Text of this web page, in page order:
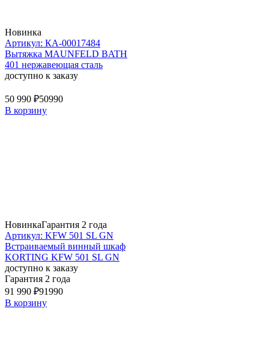
Новинка
Артикул: КА-00017484
Вытяжка MAUNFELD BATH
401 нержавеющая сталь
доступно к заказу
50 990 ₽50990
В корзину
НовинкаГарантия 2 года
Артикул: KFW 501 SL GN
Встраиваемый винный шкаф
KORTING KFW 501 SL GN
доступно к заказу
Гарантия 2 года
91 990 ₽91990
В корзину